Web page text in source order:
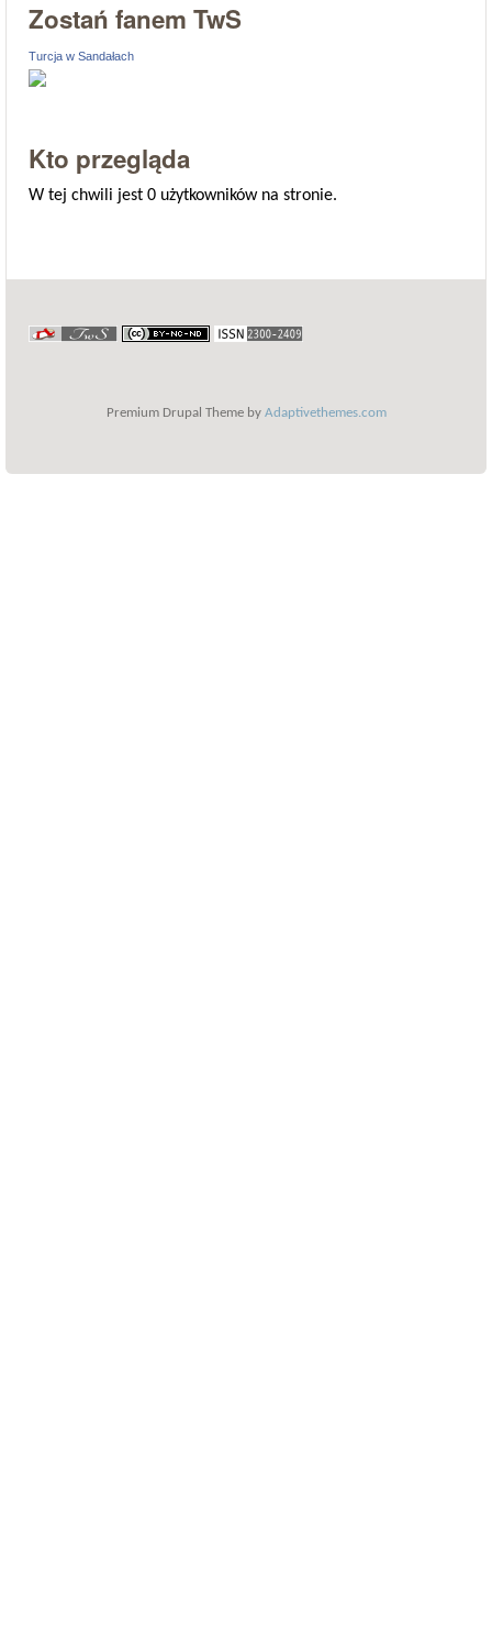
Zostań fanem TwS
Turcja w Sandałach
Kto przegląda
W tej chwili jest 0 użytkowników na stronie.
Premium Drupal Theme by Adaptivethemes.com